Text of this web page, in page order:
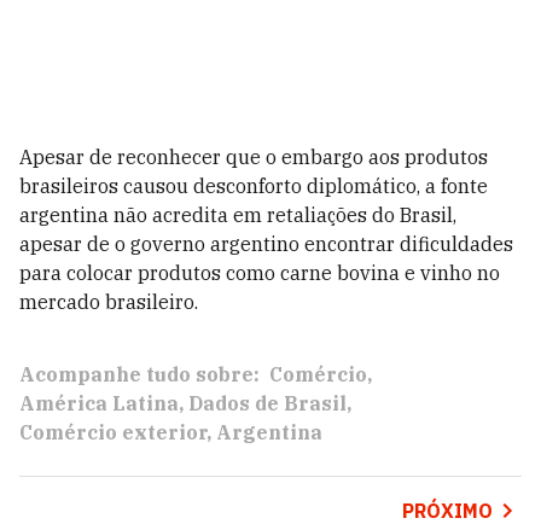
Apesar de reconhecer que o embargo aos produtos
brasileiros causou desconforto diplomático, a fonte
argentina não acredita em retaliações do Brasil,
apesar de o governo argentino encontrar dificuldades
para colocar produtos como carne bovina e vinho no
mercado brasileiro.
Acompanhe tudo sobre: Comércio
América Latina Dados de Brasil
Comércio exterior Argentina
PRÓXIMO